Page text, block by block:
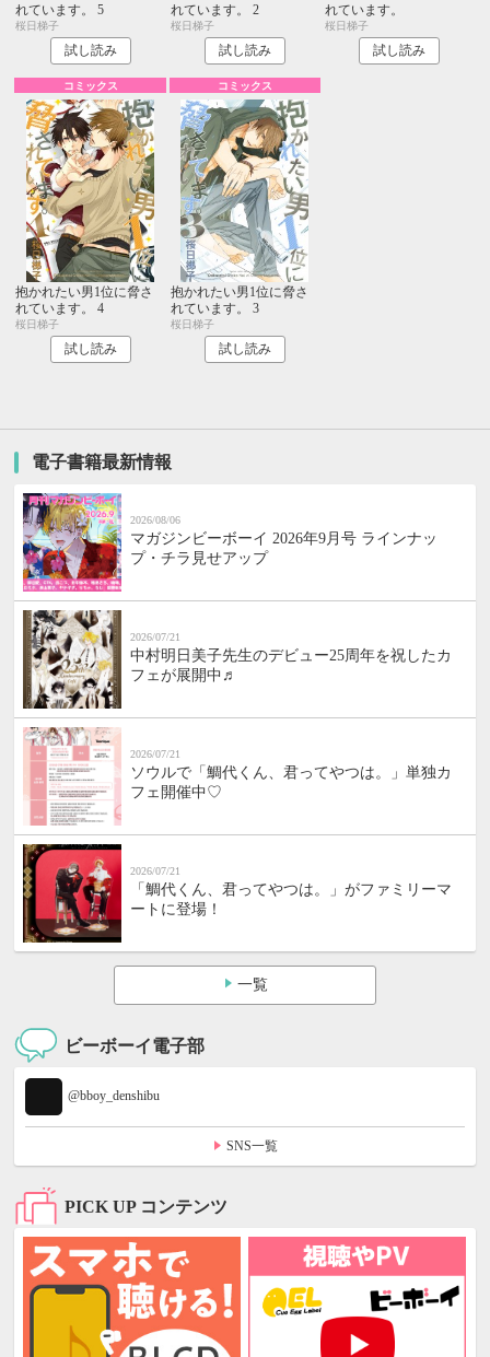
れています。 5
桜日梯子
試し読み
れています。 2
桜日梯子
試し読み
れています。
桜日梯子
試し読み
コミックス
抱かれたい男1位に脅さ
れています。 4
桜日梯子
試し読み
コミックス
抱かれたい男1位に脅さ
れています。 3
桜日梯子
試し読み
電子書籍最新情報
2026/08/06
マガジンビーボーイ 2026年9月号 ラインナッ
プ・チラ見せアップ
2026/07/21
中村明日美子先生のデビュー25周年を祝したカ
フェが展開中♬
2026/07/21
ソウルで「鯛代くん、君ってやつは。」単独カ
フェ開催中♡
2026/07/21
「鯛代くん、君ってやつは。」がファミリーマ
ートに登場！
一覧
ビーボーイ電子部
@bboy_denshibu
SNS一覧
PICK UP コンテンツ